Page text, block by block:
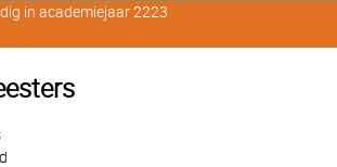
in academiejaar 2223